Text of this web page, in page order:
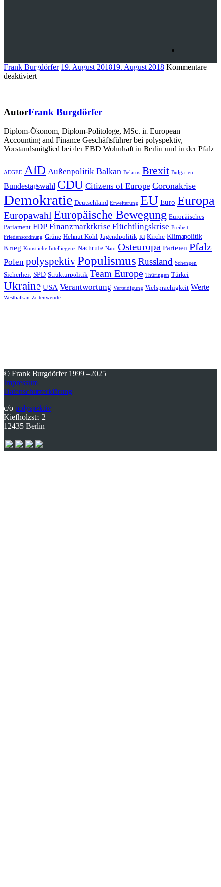
Frank Burgdörfer 19. August 201819. August 2018 Kommentare
deaktiviertfür
AutorFrank Burgdörfer
Diplom-Ökonom, Diplom-Politologe, MSc. in European
Accounting and Finance Geschäftsführer bei polyspektiv,
Vorstandsmitglied bei der EBD Wohnhaft in Berlin und in der Pfalz
Beitragsnavigation
AEGEE AfD Außenpolitik Balkan Belarus Brexit Bulgarien
Bundestagswahl CDU Citizens of Europe Coronakrise
Demokratie Deutschland Erweiterung EU Euro Europa
Europawahl Europäische Bewegung Europäisches
Parlament FDP Finanzmarktkrise Flüchtlingskrise Freiheit
Friedensordnung Grüne Helmut Kohl Jugendpolitik KI Kirche Klimapolitik
Krieg Künstliche Intelliegenz Nachrufe Nato Osteuropa Parteien Pfalz
Polen polyspektivPopulismus Russland Schengen
Sicherheit SPD Strukturpolitik Team Europe Thüringen Türkei
Ukraine USA Verantwortung Verteidigung Vielsprachigkeit Werte
Westbalkan Zeitenwende
© Frank Burgdörfer 1999 –2025
Impressum
Datenschutzerklärung
c/o polyspektiv
Kiefholzstr. 2
12435 Berlin